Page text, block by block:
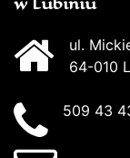
ul.
64-010
509 43